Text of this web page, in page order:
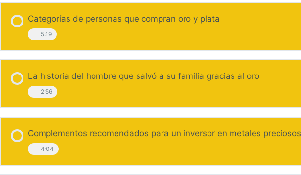
Categorías de personas que compran oro y plata
5:19
La historia del hombre que salvó a su familia gracias al oro
2:56
Complementos recomendados para un inversor en metales preciosos
4:04